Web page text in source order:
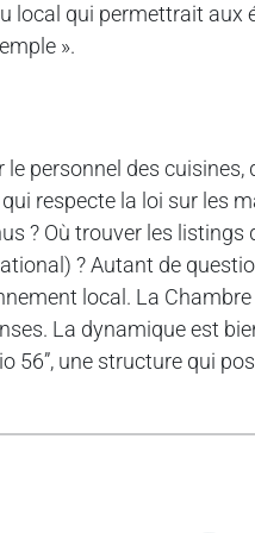
local qui permettrait aux
».
personnel des cuisines,
respecte la loi sur les
? Où trouver les listings
? Autant de
local. La Chambre
La dynamique est
56”, une structure qui